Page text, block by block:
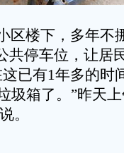
区楼下，多年不
共停车位，让居
已有1年多的时
圾箱了。”昨天
。